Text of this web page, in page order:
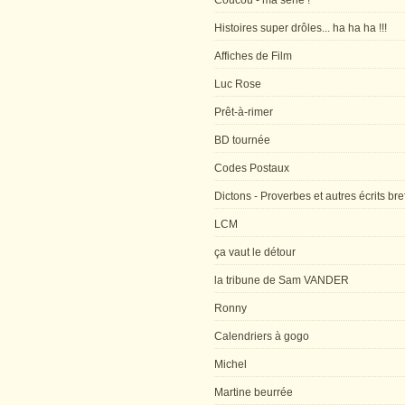
Histoires super drôles... ha ha ha !!!
Affiches de Film
Luc Rose
Prêt-à-rimer
BD tournée
Codes Postaux
Dictons - Proverbes et autres écrits
LCM
ça vaut le détour
la tribune de Sam VANDER
Ronny
Calendriers à gogo
Michel
Martine beurrée